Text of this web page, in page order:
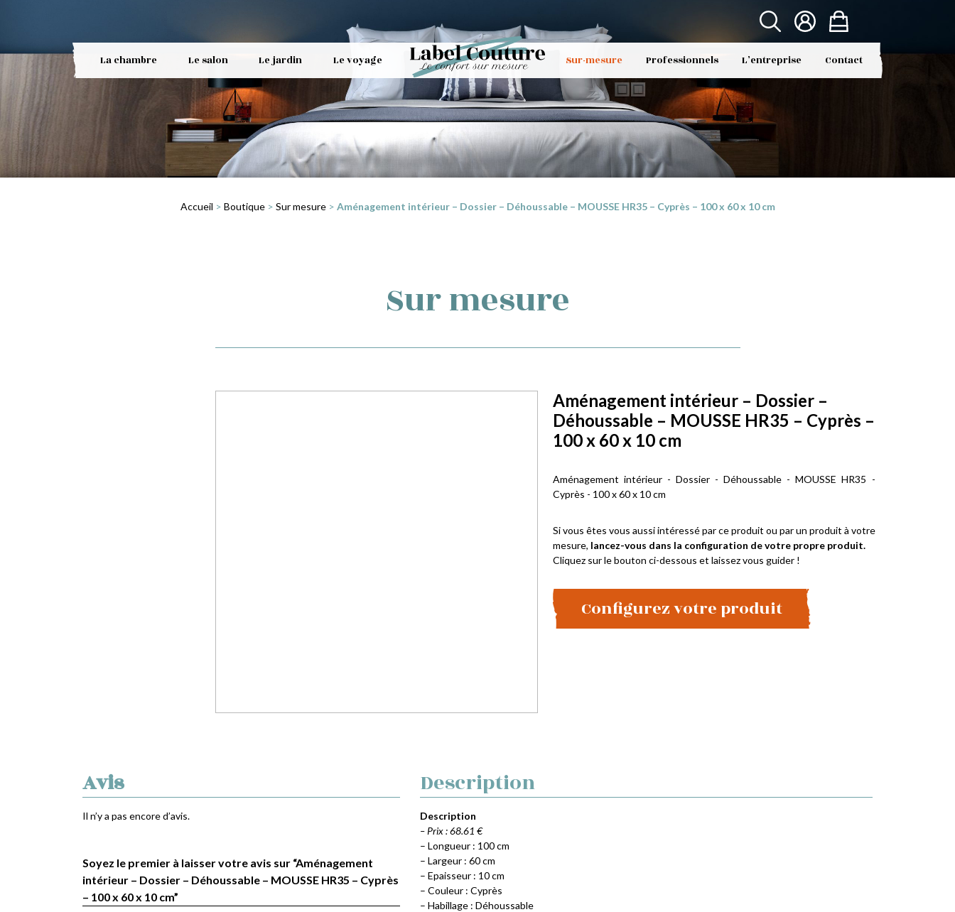
La chambre Le salon Le jardin Le voyage Sur-mesure Professionnels L’entreprise Contact
Accueil > Boutique> Sur mesure> Aménagement intérieur – Dossier – Déhoussable – MOUSSE HR35 – Cyprès – 100 x 60 x 10 cm
Sur mesure
Aménagement intérieur – Dossier –
Déhoussable – MOUSSE HR35 – Cyprès –
100 x 60 x 10 cm
Aménagement intérieur - Dossier - Déhoussable - MOUSSE HR35 -
Cyprès - 100 x 60 x 10 cm
Si vous êtes vous aussi intéressé par ce produit ou par un produit à votre
mesure, lancez-vous dans la configuration de votre propre produit.
Cliquez sur le bouton ci-dessous et laissez vous guider !
Configurez votre produit
Avis
Il n’y a pas encore d’avis.
Soyez le premier à laisser votre avis sur “Aménagement
intérieur – Dossier – Déhoussable – MOUSSE HR35 – Cyprès
– 100 x 60 x 10 cm”
Description
Description
– Prix : 68.61 €
– Longueur : 100 cm
– Largeur : 60 cm
– Epaisseur : 10 cm
– Couleur : Cyprès
– Habillage : Déhoussable